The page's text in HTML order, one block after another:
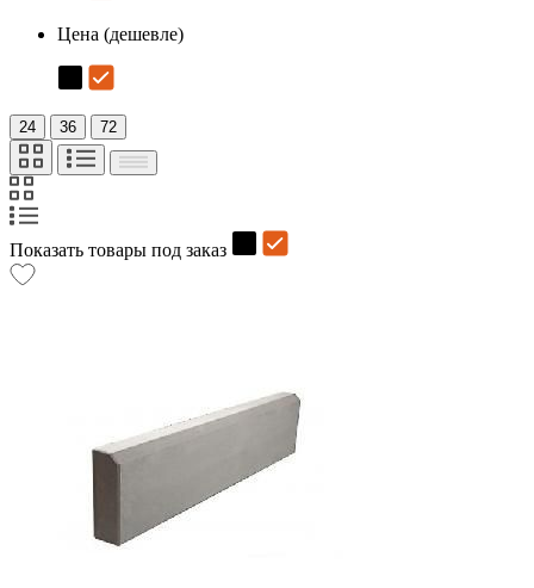
Цена (дешевле)
24 36 72
Показать товары под заказ